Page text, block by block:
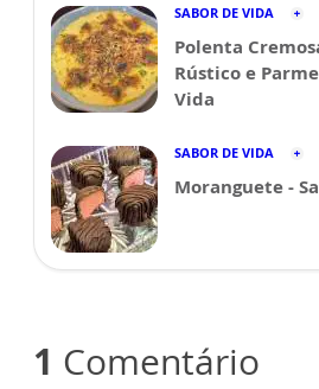
SABOR DE VIDA
Polenta
Rústico e
Vida
SABOR DE VIDA
Moranguete -
1 Comentário